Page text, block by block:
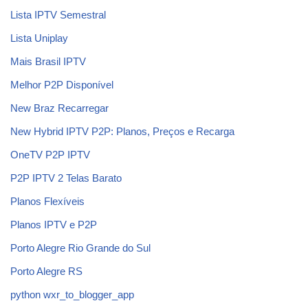
Lista IPTV Semestral
Lista Uniplay
Mais Brasil IPTV
Melhor P2P Disponível
New Braz Recarregar
New Hybrid IPTV P2P: Planos, Preços e Recarga
OneTV P2P IPTV
P2P IPTV 2 Telas Barato
Planos Flexíveis
Planos IPTV e P2P
Porto Alegre Rio Grande do Sul
Porto Alegre RS
python wxr_to_blogger_app